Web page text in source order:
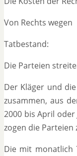
Von Rechts wegen
Tatbestand:
Die Parteien
Der Kläger und
zusammen, aus
2000 bis April
zogen die Parteien
Die mit monatlich